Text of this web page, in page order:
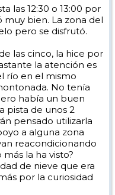
las 12:30 o 13:00 por
bien. La zona del
pero se disfrutó.
las cinco, la hice por
la atención es
río en el mismo
No tenía
había un buen
pista de unos 2
pensado utilizarla
a alguna zona
reacondicionando
la ha visto?
de nieve que era
por la curiosidad